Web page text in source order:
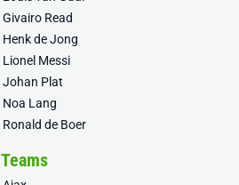
Givairo Read
Henk de Jong
Lionel Messi
Johan Plat
Noa Lang
Ronald de Boer
Teams